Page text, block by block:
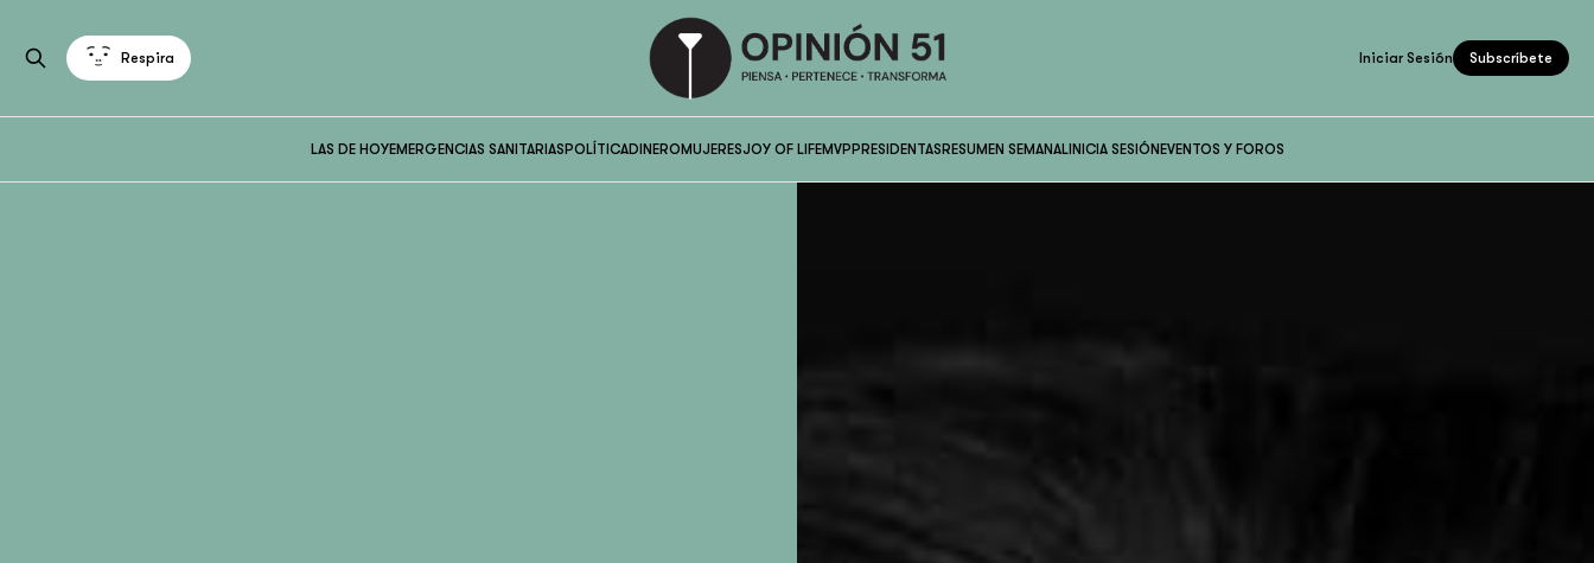
LAS DE HOYEMERGENCIAS SANITARIASPOLÍTICADINEROMUJERESJOY OF LIFEMVPPRESIDENTASRESUMEN SEMANALINICIA SESIÓNEVENTOS Y FOROS
Respira Iniciar Sesión Subscríbete